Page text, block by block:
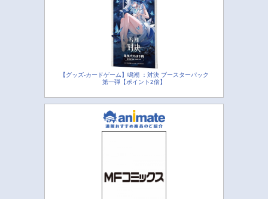
【グッズ-カードゲーム】鳴潮 ：対決 ブースターパック
第一弾【ポイント2倍】